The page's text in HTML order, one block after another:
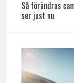
Så förändras
ser just nu